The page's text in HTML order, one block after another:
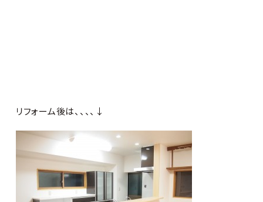
リフォーム後は、、、、↓